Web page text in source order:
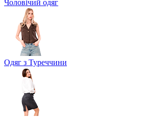
Чоловічий одяг
Одяг з Туреччини